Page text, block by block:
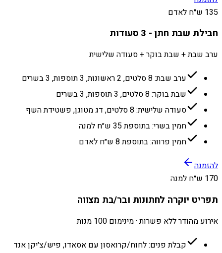
135 ש״ח לאדם
חבילת שבת חתן - 3 סעודות
ערב שבת + שבת בוקר + סעודה שלישית
ערב שבת: 8 סלטים, 2 ראשונות, 3 תוספות, 3 בשרים
שבת בוקר: 8 סלטים, 3 תוספות, 3 בשרים
סעודה שלישית: 8 סלטים, דג מטוגן, פשטידת השף
חמין בשרי: בתוספת 35 ש״ח למנה
חמין פרווה: בתוספת 8 ש״ח לאדם
להזמנה
170 ש״ח למנה
תפריט יוקרה לחתונות ובר/בת מצווה
אירוע מהודר ללא פשרות · מינימום 100 מנות
קבלת פנים: לחוח/קרואסון עם אסאדו, פיש/צ׳יקן אנד